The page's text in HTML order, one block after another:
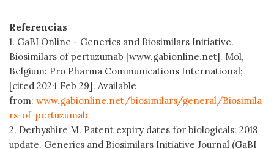
Referencias
1. GaBI Online - Generics and Biosimilars Initiative.
Biosimilars of pertuzumab [www.gabionline.net]. Mol,
Belgium: Pro Pharma Communications International;
[cited 2024 Feb 29]. Available
from: www.gabionline.net/biosimilars/general/Biosimila
rs-of-pertuzumab
2. Derbyshire M. Patent expiry dates for biologicals: 2018
update. Generics and Biosimilars Initiative Journal (GaBI